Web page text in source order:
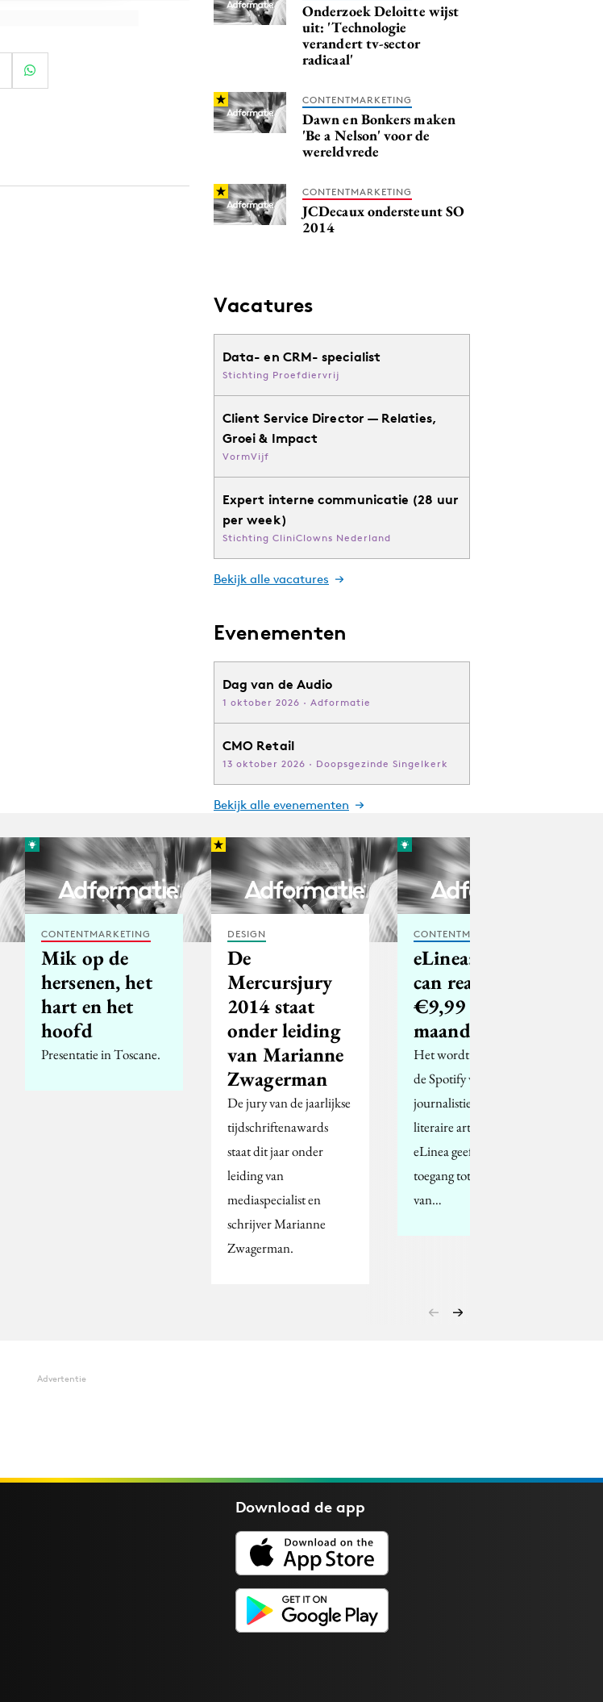
Onderzoek Deloitte wijst
uit: 'Technologie
verandert tv-sector
radicaal'
CONTENTMARKETING
Dawn en Bonkers maken
'Be a Nelson' voor de
wereldvrede
CONTENTMARKETING
JCDecaux ondersteunt SO
2014
Vacatures
Data- en CRM- specialist
Stichting Proefdiervrij
Client Service Director — Relaties,
Groei & Impact
VormVijf
Expert interne communicatie (28 uur
per week)
Stichting CliniClowns Nederland
Bekijk alle vacatures
Evenementen
Dag van de Audio
1 oktober 2026 · Adformatie
CMO Retail
13 oktober 2026 · Doopsgezinde Singelkerk
Bekijk alle evenementen
CONTENTMARKETING
Mik op de
hersenen, het
hart en het
hoofd
Presentatie in Toscane.
DESIGN
De
Mercursjury
2014 staat
onder leiding
van Marianne
Zwagerman
De jury van de jaarlijkse
tijdschriftenawards
staat dit jaar onder
leiding van
mediaspecialist en
schrijver Marianne
Zwagerman.
CONTENTMARKETING
eLinea: all you
can read voor
€9,99 per
maand
Het wordt betiteld als
de Spotify voor
journalistieke en
literaire artikelen.
eLinea geeft je directe
toegang tot artikelen
van…
Advertentie
Download deapp